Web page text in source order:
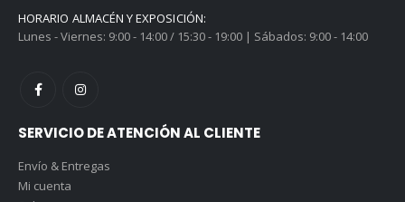
HORARIO ALMACÉN Y EXPOSICIÓN:
Lunes - Viernes: 9:00 - 14:00 / 15:30 - 19:00 | Sábados: 9:00 - 14:00
SERVICIO DE ATENCIÓN AL CLIENTE
Envío & Entregas
Mi cuenta